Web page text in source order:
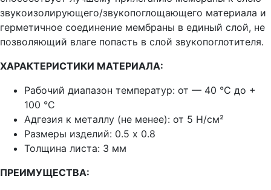
звукоизолирующего/звукопоглощающего материала и
герметичное соединение мембраны в единый слой, не
позволяющий влаге попасть в слой звукопоглотителя.
ХАРАКТЕРИСТИКИ МАТЕРИАЛА:
Рабочий диапазон температур: от — 40 °C до +
100 °C
Адгезия к металлу (не менее): от 5 Н/см²
Размеры изделий: 0.5 х 0.8
Толщина листа: 3 мм
ПРЕИМУЩЕСТВА: